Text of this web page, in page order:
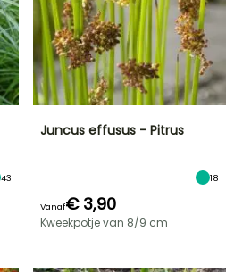
43
Juncus effusus - Pitrus
18
Vanaf€ 3,90
Kweekpotje van 8/9 cm